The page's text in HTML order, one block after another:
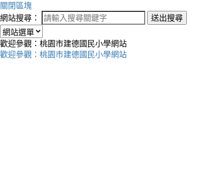
關閉區塊
網站搜尋：
送出搜尋
歡迎參觀：桃園市建德國民小學網站
歡迎參觀：桃園市建德國民小學網站